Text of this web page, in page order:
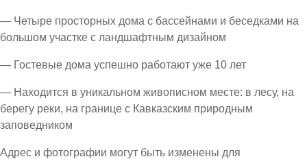
— Четыре просторных дома с бассейнами и беседками на
большом участке с ландшафтным дизайном
— Гостевые дома успешно работают уже 10 лет
— Находится в уникальном живописном месте: в лесу, на
берегу реки, на границе с Кавказским природным
заповедником
Адрес и фотографии могут быть изменены для